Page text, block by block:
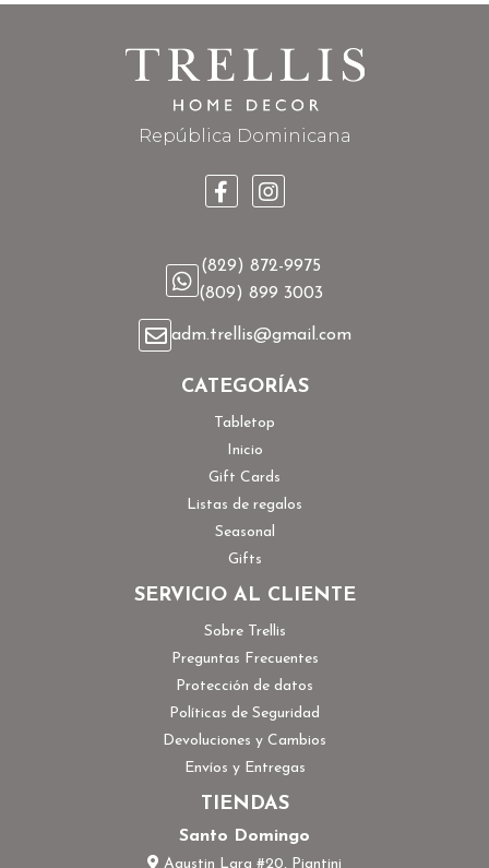
República Dominicana
(829) 872-9975
(809) 899 3003
adm.trellis@gmail.com
CATEGORÍAS
Tabletop
Inicio
Gift Cards
Listas de regalos
Seasonal
Gifts
SERVICIO AL CLIENTE
Sobre Trellis
Preguntas Frecuentes
Protección de datos
Políticas de Seguridad
Devoluciones y Cambios
Envíos y Entregas
TIENDAS
Santo Domingo
Agustin Lara #20, Piantini